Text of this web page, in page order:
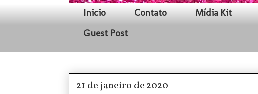
Inicio Contato Mídia Kit
Guest Post
21 de janeiro de 2020